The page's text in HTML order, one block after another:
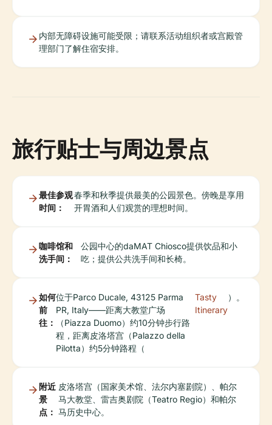
内部无障碍设施可能受限；请联系活动组织者或宫殿管
理部门了解住宿安排。
旅行贴士与周边景点
最佳参观
时间：
春季和秋季提供最美的公园景色。傍晚是享用
开胃酒和人们观赏的理想时间。
咖啡馆和
洗手间：
公园中心的daMAT Chiosco提供饮品和小
吃；提供公共洗手间和长椅。
如何
前
往：
位于Parco Ducale, 43125 Parma
PR, Italy——距离大教堂广场
（Piazza Duomo）约10分钟步行路
程，距离皮洛塔宫（Palazzo della
Pilotta）约5分钟路程（
Tasty
Itinerary
）。
附近
景
点：
皮洛塔宫（国家美术馆、法尔内塞剧院）、帕尔
马大教堂、雷吉奥剧院（Teatro Regio）和帕尔
马历史中心。